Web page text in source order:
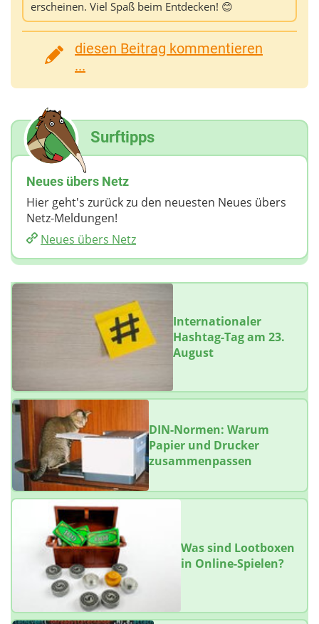
erscheinen. Viel Spaß beim Entdecken! 😊
diesen Beitrag kommentieren
...
Surftipps
Neues übers Netz
Hier geht's zurück zu den neuesten Neues übers
Netz-Meldungen!
Neues übers Netz
Internationaler
Hashtag-Tag am 23.
August
DIN-Normen: Warum
Papier und Drucker
zusammenpassen
Was sind Lootboxen
in Online-Spielen?